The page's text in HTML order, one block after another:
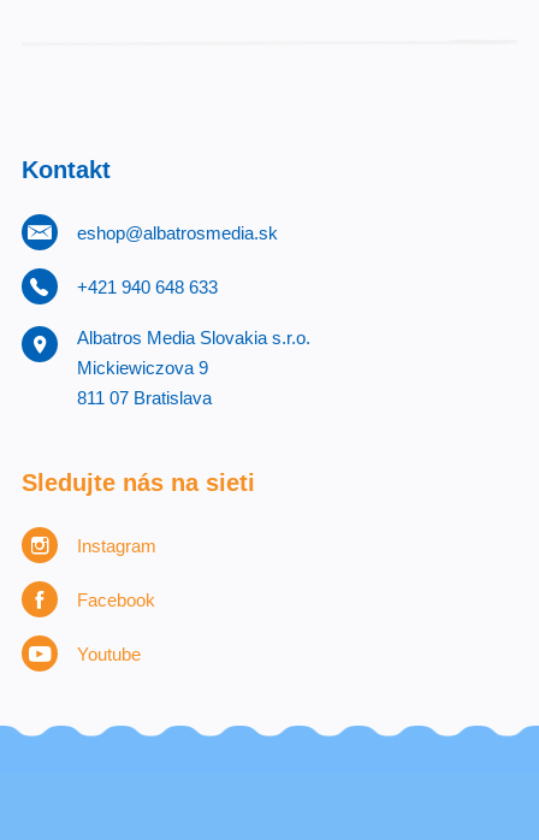
Kontakt
eshop@albatrosmedia.sk
+421 940 648 633
Albatros Media Slovakia s.r.o.
Mickiewiczova 9
811 07 Bratislava
Sledujte nás na sieti
Instagram
Facebook
Youtube